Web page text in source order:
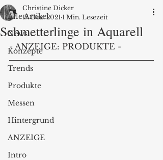
Alle Artikel
News
Konzepte
Trends
Produkte
Messen
Hintergrund
ANZEIGE
Intro
Schmetterlinge in Aquarell
Christine Dicker
17. Dez. 2021 1 Min. Lesezeit
- ANZEIGE: PRODUKTE -